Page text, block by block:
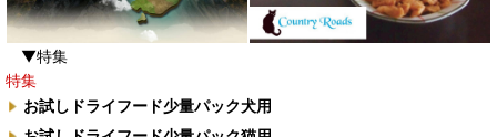
▼特集
特集
お試しドライフード少量パック犬用